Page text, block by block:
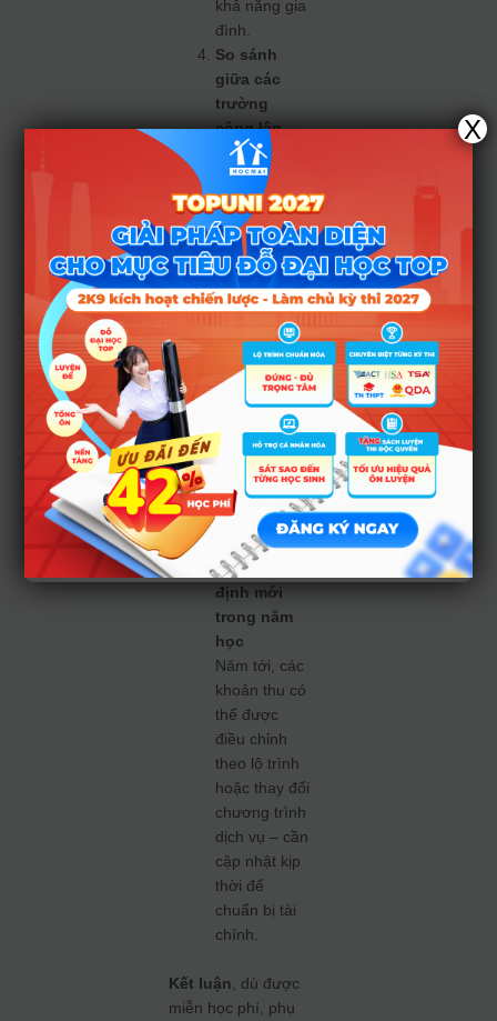
khả năng gia
đình.
So sánh
giữa các
trường
công lập
nếu chuyển
cấp hoặc hạ
tầng khác
nhau
Các mức thu
có thể chênh
lệch giữa
trường nội
thành và các
trường ngoại
thành; phụ
huynh nên
cân nhắc khi
đưa con thay
đổi học
đường.
Theo dõi sát
các quy
định mới
trong năm
học
Năm tới, các
khoản thu có
thể được
điều chỉnh
theo lộ trình
hoặc thay đổi
chương trình
dịch vụ – cần
cập nhật kịp
thời để
chuẩn bị tài
chính.
Kết luận , dù được
miễn học phí, phụ
X